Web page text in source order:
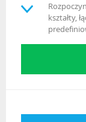
kształty,